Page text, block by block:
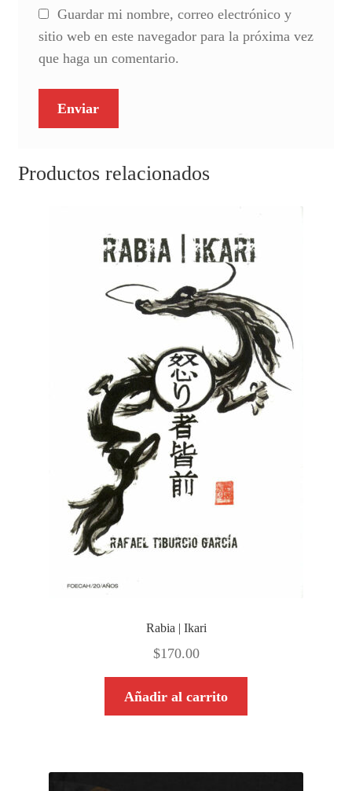
Guardar mi nombre, correo electrónico y
sitio web en este navegador para la próxima vez
que haga un comentario.
Productos relacionados
Rabia | Ikari
$170.00
Añadir al carrito